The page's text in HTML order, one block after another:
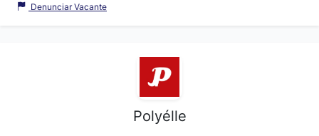
Denunciar Vacante
Polyélle